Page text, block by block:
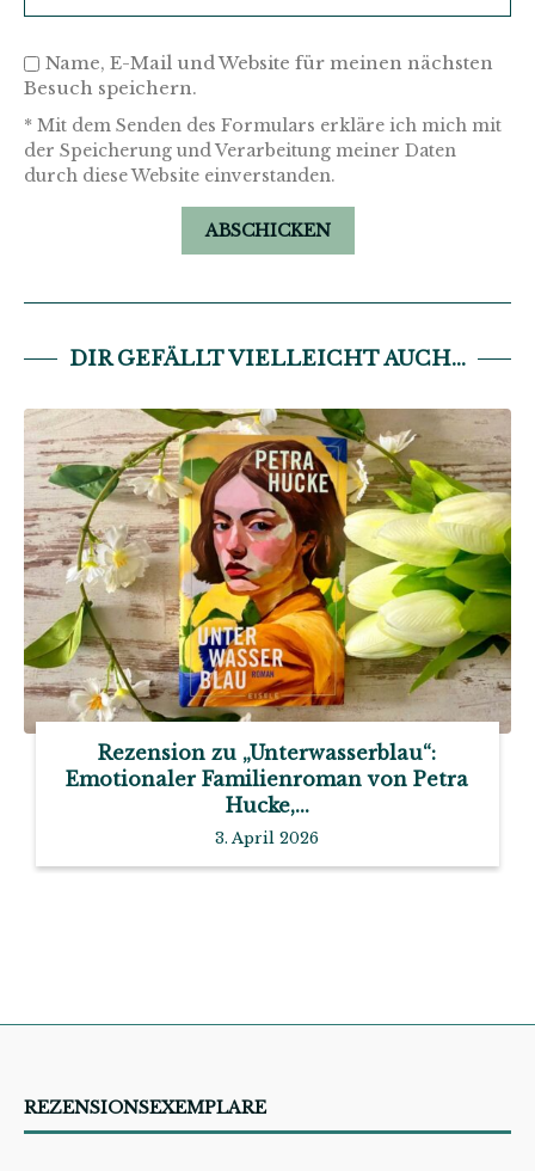
Name, E-Mail und Website für meinen nächsten
Besuch speichern.
* Mit dem Senden des Formulars erkläre ich mich mit
der Speicherung und Verarbeitung meiner Daten
durch diese Website einverstanden.
DIR GEFÄLLT VIELLEICHT AUCH...
Rezension zu „Unterwasserblau“:
Emotionaler Familienroman von Petra
Hucke,...
3. April 2026
REZENSIONSEXEMPLARE